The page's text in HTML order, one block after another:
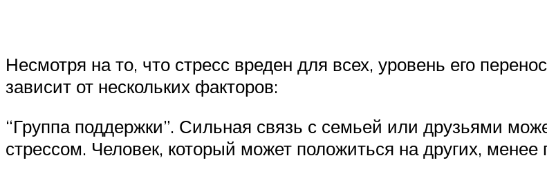
Несмотря на то, что стресс вреден для всех, уровень его
зависит от нескольких факторов:
“Группа поддержки”. Сильная связь с семьей или друзьями
стрессом. Человек, который может положиться на других,